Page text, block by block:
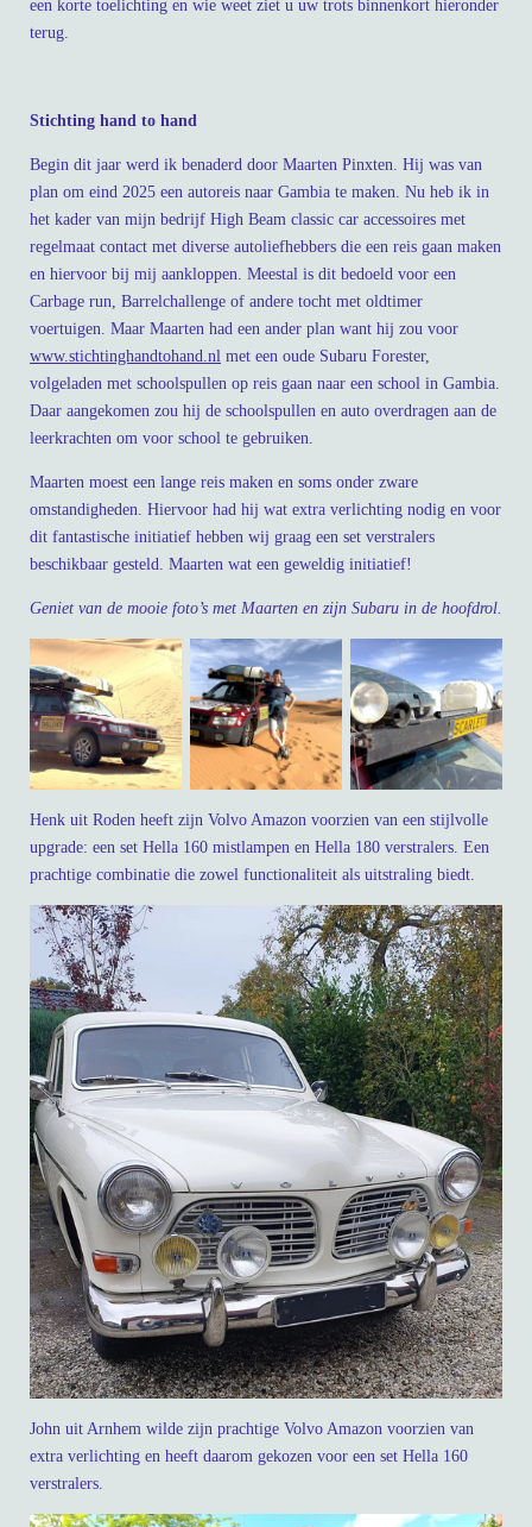
een korte toelichting en wie weet ziet u uw trots binnenkort hieronder
terug.
Stichting hand to hand
Begin dit jaar werd ik benaderd door Maarten Pinxten. Hij was van
plan om eind 2025 een autoreis naar Gambia te maken. Nu heb ik in
het kader van mijn bedrijf High Beam classic car accessoires met
regelmaat contact met diverse autoliefhebbers die een reis gaan maken
en hiervoor bij mij aankloppen. Meestal is dit bedoeld voor een
Carbage run, Barrelchallenge of andere tocht met oldtimer
voertuigen. Maar Maarten had een ander plan want hij zou voor
www.stichtinghandtohand.nl met een oude Subaru Forester,
volgeladen met schoolspullen op reis gaan naar een school in Gambia.
Daar aangekomen zou hij de schoolspullen en auto overdragen aan de
leerkrachten om voor school te gebruiken.
Maarten moest een lange reis maken en soms onder zware
omstandigheden. Hiervoor had hij wat extra verlichting nodig en voor
dit fantastische initiatief hebben wij graag een set verstralers
beschikbaar gesteld. Maarten wat een geweldig initiatief!
Geniet van de mooie foto’s met Maarten en zijn Subaru in de hoofdrol.
Henk uit Roden heeft zijn Volvo Amazon voorzien van een stijlvolle
upgrade: een set Hella 160 mistlampen en Hella 180 verstralers. Een
prachtige combinatie die zowel functionaliteit als uitstraling biedt.
John uit Arnhem wilde zijn prachtige Volvo Amazon voorzien van
extra verlichting en heeft daarom gekozen voor een set Hella 160
verstralers.